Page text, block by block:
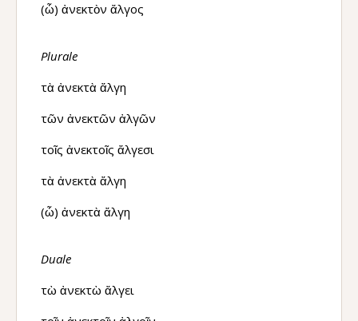
(ὦ) ἀνεκτὸν ἄλγος
Plurale
τὰ ἀνεκτὰ ἄλγη
τῶν ἀνεκτῶν ἀλγῶν
τοῖς ἀνεκτοῖς ἄλγεσι
τὰ ἀνεκτὰ ἄλγη
(ὦ) ἀνεκτὰ ἄλγη
Duale
τὼ ἀνεκτὼ ἄλγει